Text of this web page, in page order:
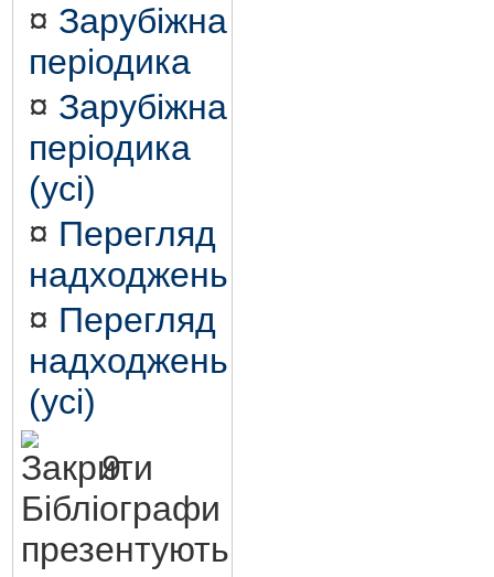
¤ Зарубіжна
періодика
¤ Зарубіжна
періодика
(усі)
¤ Перегляд
надходжень
¤ Перегляд
надходжень
(усі)
9.
Бібліографи
презентують